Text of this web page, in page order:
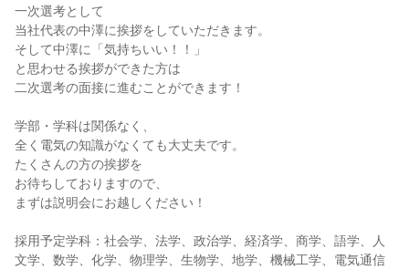
一次選考として
当社代表の中澤に挨拶をしていただきます。
そして中澤に「気持ちいい！！」
と思わせる挨拶ができた方は
二次選考の面接に進むことができます！
学部・学科は関係なく、
全く電気の知識がなくても大丈夫です。
たくさんの方の挨拶を
お待ちしておりますので、
まずは説明会にお越しください！
採用予定学科：社会学、法学、政治学、経済学、商学、語学、人
文学、数学、化学、物理学、生物学、地学、機械工学、電気通信